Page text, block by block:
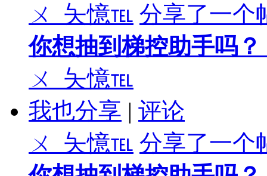
ㄨ_夨憶℡ 分享了一个
你想抽到梯控助手吗？
ㄨ_夨憶℡
我也分享 | 评论
ㄨ_夨憶℡ 分享了一个